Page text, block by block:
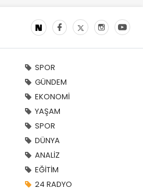
SPOR
GÜNDEM
EKONOMİ
YAŞAM
SPOR
DÜNYA
ANALİZ
EĞİTİM
24 RADYO